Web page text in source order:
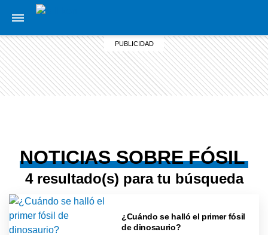
NOTICIAS SOBRE FÓSIL
4 resultado(s) para tu búsqueda
¿Cuándo se halló el primer fósil
de dinosaurio?